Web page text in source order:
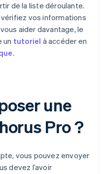
de la liste déroulante.
vos informations
aider davantage, le
un tutoriel à accéder en
.
une
Pro ?
vous pouvez envoyer
devez l’avoir